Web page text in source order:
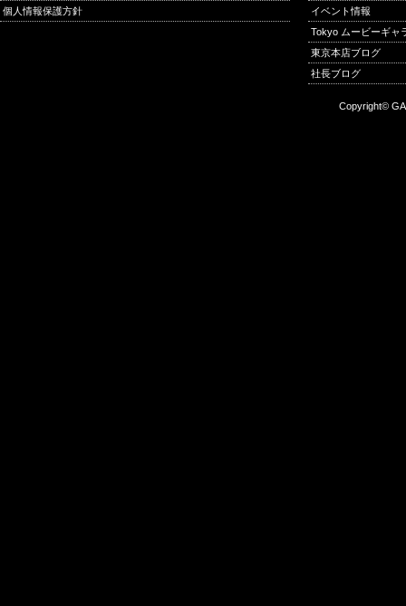
個人情報保護方針
イベント情報
Tokyo ムービーギャ
東京本店ブログ
社長ブログ
Copyright©